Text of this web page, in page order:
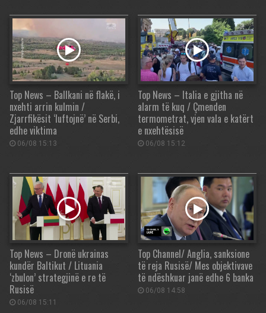
Top News – Ballkani në flakë, i
nxehti arrin kulmin /
Zjarrfikësit ‘luftojnë’ në Serbi,
edhe viktima
06/08 15:13
Top News – Italia e gjitha në
alarm të kuq / Çmenden
termometrat, vjen vala e katërt
e nxehtësisë
06/08 15:12
Top News – Dronë ukrainas
kundër Baltikut / Lituania
‘zbulon’ strategjinë e re të
Rusisë
06/08 15:11
Top Channel/ Anglia, sanksione
të reja Rusisë/ Mes objektivave
të ndëshkuar janë edhe 6 banka
06/08 14:58